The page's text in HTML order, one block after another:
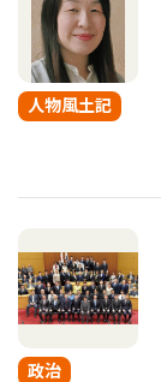
人物風土記
政治